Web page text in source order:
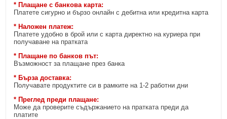
* Плащане с банкова карта:
Платете сигурно и бързо онлайн с дебитна или кредитна карта
* Наложен платеж:
Платете удобно в брой или с карта директно на куриера при
получаване на пратката
* Плащане по банков път:
Възможност за плащане през банка
* Бърза доставка:
Получавате продуктите си в рамките на 1-2 работни дни
* Преглед преди плащане:
Може да проверите съдържанието на пратката преди да
платите